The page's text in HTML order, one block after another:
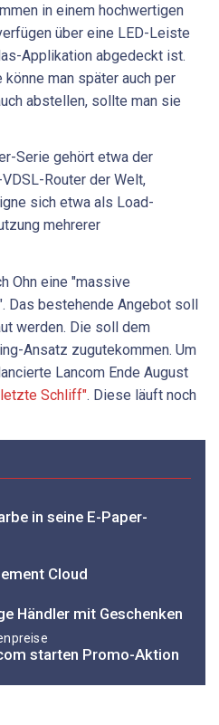
in einem hochwertigen
über eine LED-Leiste
Applikation abgedeckt ist.
man später auch per
abstellen, sollte man sie
Serie gehört etwa der
Router der Welt,
sich etwa als Load-
mehrerer
Ohn eine "massive
Das bestehende Angebot soll
werden. Die soll dem
Ansatz zugutekommen. Um
Lancom Ende August
Schliff". Diese läuft noch
in seine E-Paper-
Cloud
Händler mit Geschenken
starten Promo-Aktion